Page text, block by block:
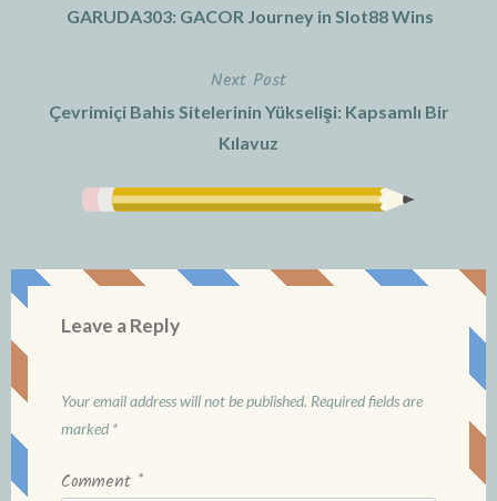
GARUDA303: GACOR Journey in Slot88 Wins
Next Post
Çevrimiçi Bahis Sitelerinin Yükselişi: Kapsamlı Bir
Kılavuz
Leave a Reply
Your email address will not be published. Required fields are
marked *
Comment *